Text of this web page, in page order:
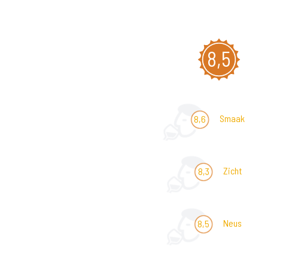
8,5
8,6 Smaak
8,3 Zicht
8,5 Neus